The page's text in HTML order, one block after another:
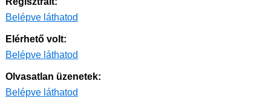
Belépve láthatod
Elérhető volt:
Belépve láthatod
Olvasatlan üzenetek:
Belépve láthatod